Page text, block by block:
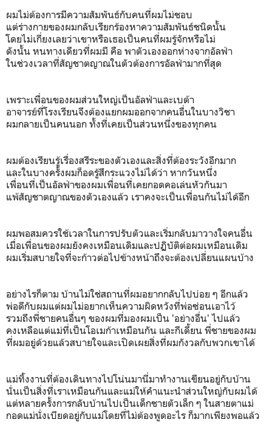
ผมไม่ต้องการมีความสัมพันธ์กับคนที่ผมไม่ชอบ
แต่ร่างกายของผมกลับเรียกร้องหาความสัมพันธ์ชนิดนั้น
โดยไม่เกี่ยงเลยว่าเขาหรือเธอเป็นคนที่ผมรู้จักหรือไม่
ดังนั้น หนทางเดียวที่ผมมี คือ พาตัวเองออกห่างจากอัลฟ่า
ในช่วงเวลาที่สัญชาตญาณในตัวต้องการอัลฟ่ามากที่สุด
เพราะเพื่อนของผมส่วนใหญ่เป็นอัลฟ่าและเบต้า
อาจารย์ที่โรงเรียนจึงต้องแยกผมออกจากคนอื่นในบางวิชา
ผมกลายเป็นคนนอก ทั้งที่เคยเป็นส่วนหนึ่งของทุกคน
ผมต้องเรียนรู้เรื่องสรีระของตัวเองและสิ่งที่ต้องระวังอีกมาก
และในบางครั้งผมก็อดรู้สึกระแวงไม่ได้ว่า หากวันหนึ่ง
เพื่อนที่เป็นอัลฟ่าของผมเพื่อนที่เคยกอดคอเล่นหัวกันมา
แพ้สัญชาตญาณของตัวเองแล้ว เราคงจะเป็นเพื่อนกันไม่ได้อีก
ผมพอสมควรใช้เวลาในการปรับตัวและเริ่มกลับมาวางใจคนอื่น
เมื่อเพื่อนของผมยังคงเหมือนเดิมและปฏิบัติต่อผมเหมือนเดิม
ผมเริ่มสบายใจที่จะก้าวต่อไปข้างหน้าถึงจะต้องเปลี่ยนแผนบ้าง
อย่างไรก็ตาม บ้านไม่ใช่สถานที่ผมอยากกลับไปบ่อย ๆ อีกแล้ว
พ่อดีกับผมแต่ผมไม่อยากเห็นความผิดหวังที่พ่อซ่อนเอาไว้
รวมถึงพี่ชายคนอื่นๆ ของผมที่มองผมเป็น 'อย่างอื่น' ไปแล้ว
คงเหลือแต่แม่ที่เป็นโอเมก้าเหมือนกัน และกีเดี้ยน พี่ชายของผม
ที่ผมอยู่ด้วยแล้วสบายใจและเปิดเผยสิ่งที่ผมกังวลกับพวกเขาได้
แม่ทิ้งงานที่ต้องเดินทางไปโน่นมานี่มาทำงานเขียนอยู่กับบ้าน
นั่นเป็นสิ่งที่เราเหมือนกันและแม่ให้คำแนะนำส่วนใหญ่กับผมได้
แต่หลายครั้งการกลับบ้านไปเป็นเด็กชายตัวเล็ก ๆ ในสายตาแม่
กอดแม่นั่งเบียดอยู่กับแม่โดยที่ไม่ต้องพูดอะไร ก็มากเพียงพอแล้ว